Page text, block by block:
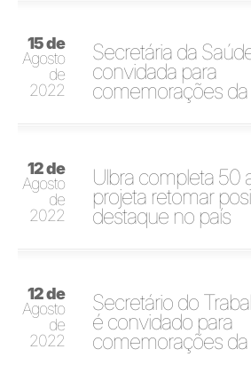
15 de
Agosto
de
2022
Secretária da
convidada para
comemorações da
12 de
Agosto
de
2022
Ulbra completa 50
projeta retomar
destaque no país
12 de
Agosto
de
2022
Secretário do
é convidado para
comemorações da